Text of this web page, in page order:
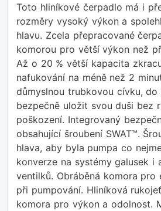
Toto hliníkové čerpadlo má i
rozměry vysoký výkon a
hlavu. Zcela přepracované
komorou pro větší výkon než
Až o 20 % větší kapacita
nafukování na méně než 2
důmyslnou trubkovou cívku,
bezpečně uložit svou duši bez
poškození. Integrovaný
obsahující šroubení SWAT™.
hlava, aby byla pumpa co
konverze na systémy galusek i
ventilků. Obráběná komora
při pumpování. Hliníková
komora pro výkon a odolnost.